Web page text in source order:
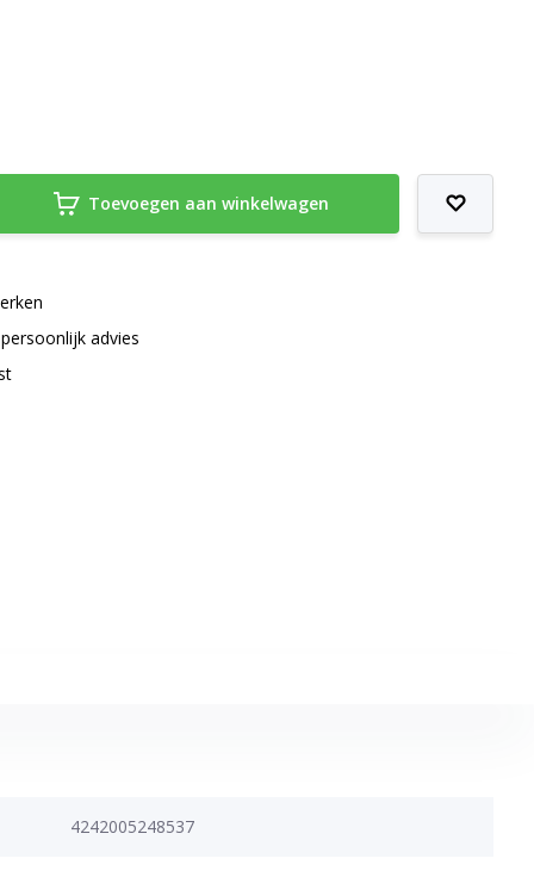
Toevoegen aan winkelwagen
advies
4242005248537